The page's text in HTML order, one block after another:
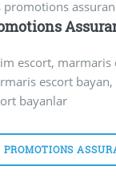
promotions
escort, marmaris
escort
bayanlar
PROMOTIONS